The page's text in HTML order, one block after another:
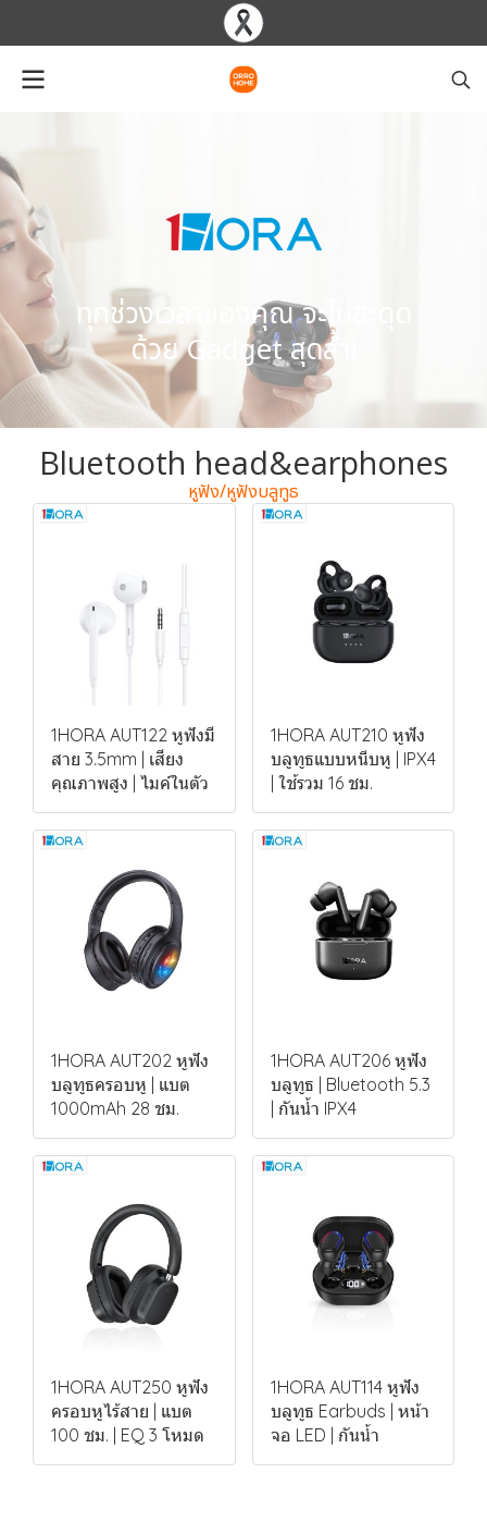
ทุกช่วงเวลาของคุณ จะไม่สะดุด
ด้วย Gadget สุดล้ำ!
Bluetooth head&earphones
หูฟัง/หูฟังบลูทูธ
1HORA AUT122 หูฟังมี
สาย 3.5mm | เสียง
คุณภาพสูง | ไมค์ในตัว
1HORA AUT210 หูฟัง
บลูทูธแบบหนีบหู | IPX4
| ใช้รวม 16 ชม.
1HORA AUT202 หูฟัง
บลูทูธครอบหู | แบต
1000mAh 28 ชม.
1HORA AUT206 หูฟัง
บลูทูธ | Bluetooth 5.3
| กันน้ำ IPX4
1HORA AUT250 หูฟัง
ครอบหูไร้สาย | แบต
100 ชม. | EQ 3 โหมด
1HORA AUT114 หูฟัง
บลูทูธ Earbuds | หน้า
จอ LED | กันน้ำ